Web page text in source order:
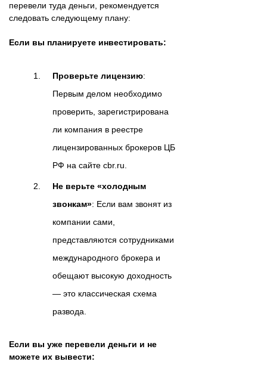
перевели туда деньги, рекомендуется
следовать следующему плану:
Если вы планируете инвестировать:
Проверьте лицензию:
Первым делом необходимо
проверить, зарегистрирована
ли компания в реестре
лицензированных брокеров ЦБ
РФ на сайте cbr.ru.
Не верьте «холодным
звонкам»: Если вам звонят из
компании сами,
представляются сотрудниками
международного брокера и
обещают высокую доходность
— это классическая схема
развода.
Если вы уже перевели деньги и не
можете их вывести: